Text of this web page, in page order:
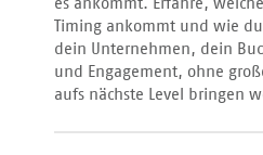
Timing ankommt und wie
dein Unternehmen, dein
und Engagement, ohne
aufs nächste Level bringen